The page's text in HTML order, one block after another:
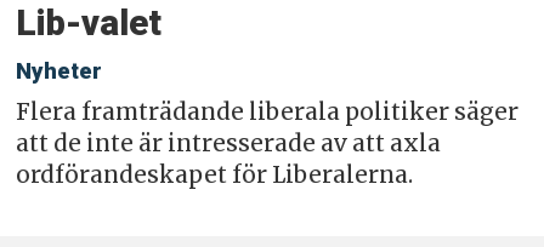
Lib-valet
Nyheter
Flera framträdande liberala politiker säger
att de inte är intresserade av att axla
ordförandeskapet för Liberalerna.